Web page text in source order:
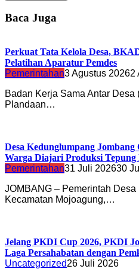
Baca Juga
Perkuat Tata Kelola Desa,
Pelatihan Aparatur Pemdes
Pemerintahan3 Agustus 20262
Badan Kerja Sama Antar Desa
Plandaan…
Desa Kedunglumpang
Warga Diajari Produksi Tepung
Pemerintahan31 Juli 202630
JOMBANG – Pemerintah
Kecamatan Mojoagung,…
Jelang PKDI Cup 2026, PKDI
Laga Persahabatan dengan
Uncategorized26 Juli 2026